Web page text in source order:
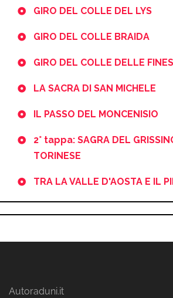
GIRO DEL COLLE DEL LYS
GIRO DEL COLLE BRAIDA
GIRO DEL COLLE DELLE
LA SACRA DI SAN MICHELE
IL PASSO DEL MONCENISIO
2° tappa: SAGRA DEL
TORINESE
TRA LA VALLE D'AOSTA E IL
Autoraduni.it